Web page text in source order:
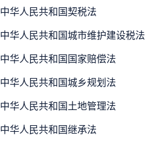
中华人民共和国契税法
中华人民共和国城市维护建设税法
中华人民共和国国家赔偿法
中华人民共和国城乡规划法
中华人民共和国土地管理法
中华人民共和国继承法